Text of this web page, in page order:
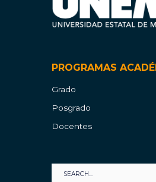
PROGRAMAS
Grado
Posgrado
Docentes